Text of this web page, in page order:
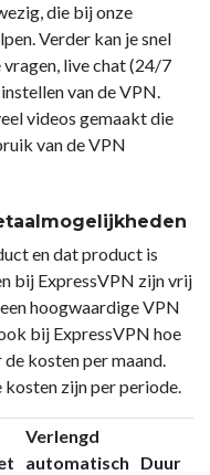
die bij onze
Verder kan je snel
live chat (24/7
van de VPN.
videos gemaakt die
van de VPN
en dat product is
bij ExpressVPN zijn vrij
hoogwaardige VPN
bij ExpressVPN hoe
kosten per maand.
zijn per periode.
Verlengd
automatisch
Duur